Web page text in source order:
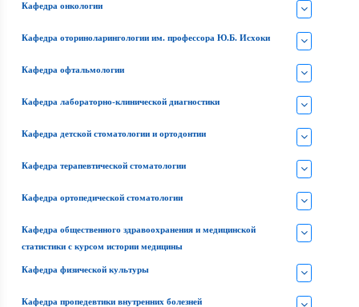
Кафедра онкологии
Кафедра оториноларингологии им. профессора Ю.Б. Исхоки
Кафедра офтальмологии
Кафедра лабораторно-клинической диагностики
Кафедра детской стоматологии и ортодонтии
Кафедра терапевтической стоматологии
Кафедра ортопедической стоматологии
Кафедра общественного здравоохранения и медицинской
статистики с курсом истории медицины
Кафедра физической культуры
Кафедра пропедевтики внутренних болезней